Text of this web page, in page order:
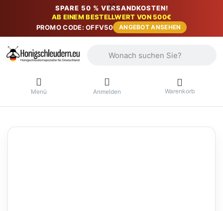
SPARE 50 % VERSANDKOSTEN!
AB EINEM BESTELLWERT VON 500€
PROMO CODE: OFFV50
ANGEBOT ANSEHEN
Menü Anmelden Warenkorb